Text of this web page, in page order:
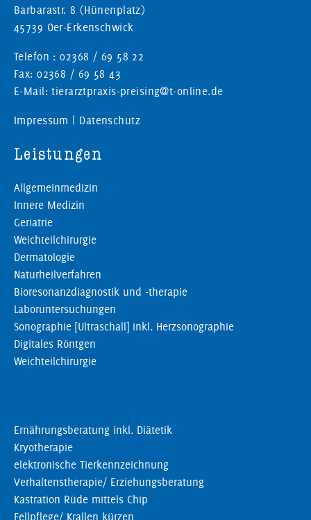
Barbarastr. 8 (Hünenplatz)
45739 Oer-Erkenschwick
Telefon : 02368 / 69 58 22
Fax: 02368 / 69 58 43
E-Mail: tierarztpraxis-preising@t-online.de
Impressum Datenschutz
Leistungen
Allgemeinmedizin
Innere Medizin
Geriatrie
Weichteilchirurgie
Dermatologie
Naturheilverfahren
Bioresonanzdiagnostik und -therapie
Laboruntersuchungen
Sonographie [Ultraschall] inkl. Herzsonographie
Digitales Röntgen
Weichteilchirurgie
Ernährungsberatung inkl. Diätetik
Kryotherapie
elektronische Tierkennzeichnung
Verhaltenstherapie/ Erziehungsberatung
Kastration Rüde mittels Chip
Fellpflege/ Krallen kürzen